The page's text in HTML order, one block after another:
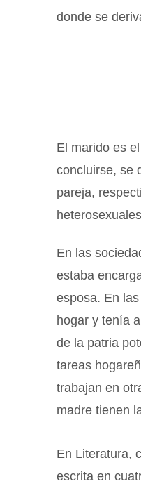
donde se
El marido es
concluirse, se
pareja,
En las
estaba
esposa. En
hogar y tenía
de la patria
tareas
trabajan en
madre tienen
En Literatura,
escrita en